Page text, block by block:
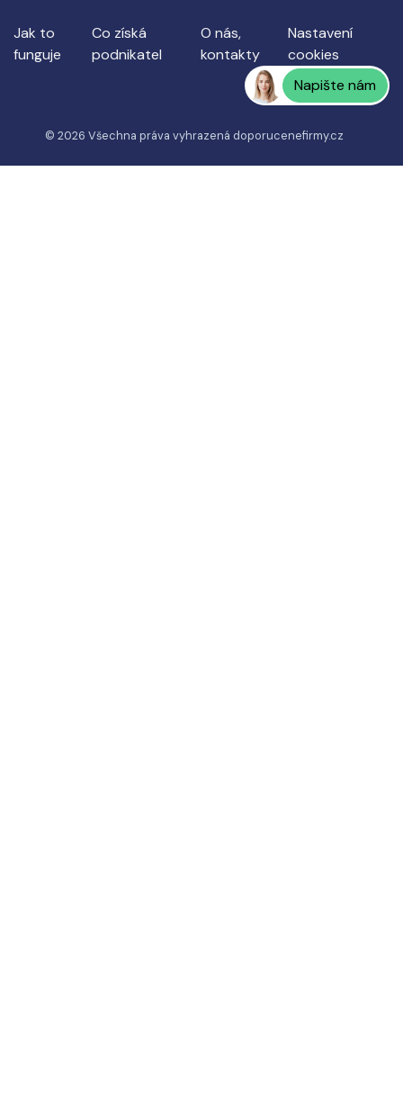
Jak to
funguje
Co získá
podnikatel
O nás,
kontakty
Nastavení
cookies
Napište nám
© 2026 Všechna práva vyhrazená doporucenefirmy.cz